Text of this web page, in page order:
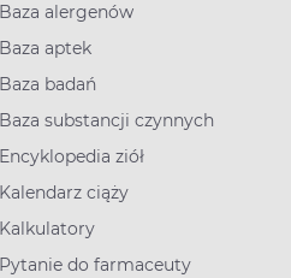
Baza alergenów
Baza aptek
Baza badań
Baza substancji czynnych
Encyklopedia ziół
Kalendarz ciąży
Kalkulatory
Pytanie do farmaceuty